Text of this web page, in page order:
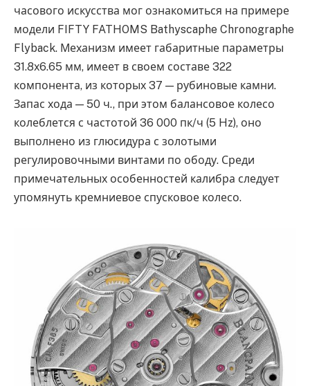
часового искусства мог ознакомиться на примере
модели FIFTY FATHOMS Bathyscaphe Chronographe
Flyback. Механизм имеет габаритные параметры
31.8х6.65 мм, имеет в своем составе 322
компонента, из которых 37 — рубиновые камни.
Запас хода — 50 ч., при этом балансовое колесо
колеблется с частотой 36 000 пк/ч (5 Hz), оно
выполнено из глюсидура с золотыми
регулировочными винтами по ободу. Среди
примечательных особенностей калибра следует
упомянуть кремниевое спусковое колесо.